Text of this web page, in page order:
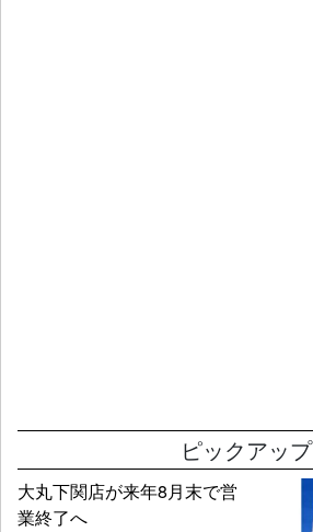
ピックアップ
大丸下関店が来年8月末で営
業終了へ